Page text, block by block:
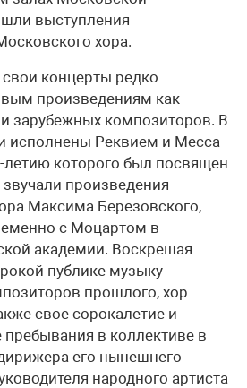
выступления
хора.
концерты редко
произведениям как
и зарубежных композиторов. В
исполнены Реквием и Месса
летию которого был посвящен
произведения
Максима Березовского,
с Моцартом в
академии. Воскрешая
публике музыку
прошлого, хор
свое сорокалетие и
пребывания в коллективе в
его нынешнего
народного артиста